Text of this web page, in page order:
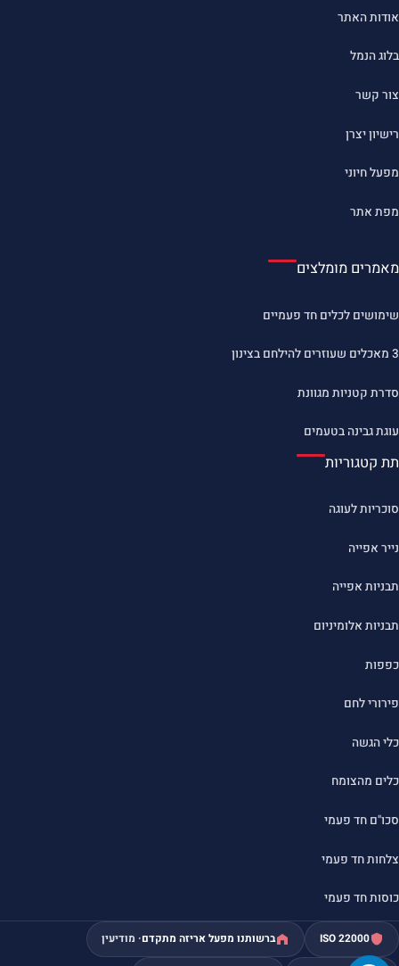
אודות האתר
בלוג הנמל
צור קשר
רישיון יצרן
מפעל חיוני
מפת אתר
מאמרים מומלצים
שימושים לכלים חד פעמיים
3 מאכלים שעוזרים להילחם בצינון
סדרת קטניות מגוונת
עוגת גבינה בטעמים
תת קטגוריות
סוכריות לעוגה
נייר אפייה
תבניות אפייה
תבניות אלומיניום
כפפות
פירורי לחם
כלי הגשה
כלים מהצומח
סכו"ם חד פעמי
צלחות חד פעמי
כוסות חד פעמי
ISO 22000 ברשותנו מפעל אריזה מתקדם· מודיעין